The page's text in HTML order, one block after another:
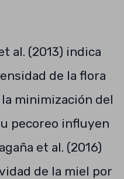
al. (2013) indica
de la flora
minimización del
pecoreo influyen
et al. (2016)
de la miel por